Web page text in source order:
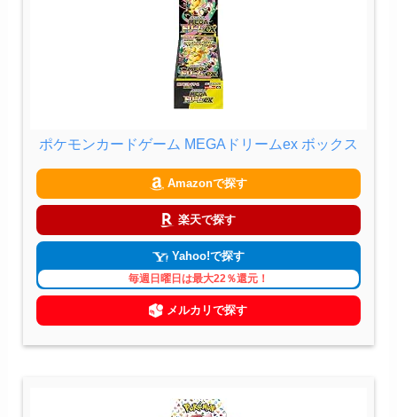
ポケモンカードゲーム MEGAドリームex ボックス
Amazonで探す
楽天で探す
Yahoo!で探す
毎週日曜日は最大22％還元！
メルカリで探す